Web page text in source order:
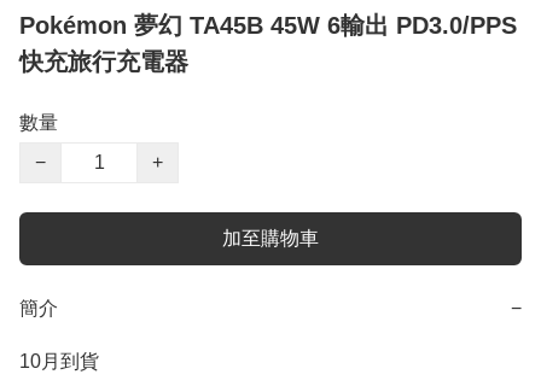
Pokémon 夢幻 TA45B 45W 6輸出 PD3.0/PPS
快充旅行充電器
數量
−
+
加至購物車
簡介 −
10月到貨